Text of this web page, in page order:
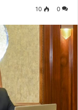
0
10